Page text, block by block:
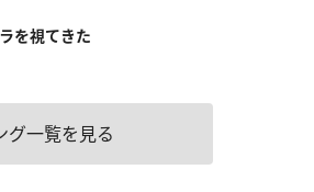
を視てきた
グ一覧を見る